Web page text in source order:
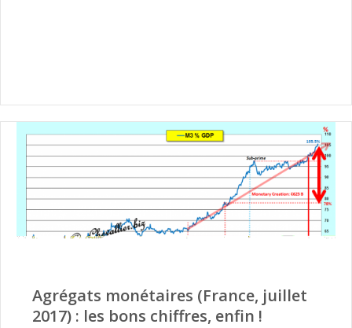
Agrégats monétaires (France, juillet
2017) : les bons chiffres, enfin !